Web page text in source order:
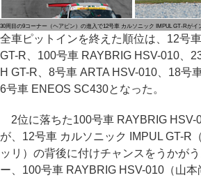
30周目の9コーナー（ヘアピン）の進入で12号車 カルソニック IMPUL GT-Rがイ
全車ピットインを終えた順位は、12号
GT-R、100号車 RAYBRIG HSV-010、
H GT-R、8号車 ARTA HSV-010、18号
6号車 ENEOS SC430となった。
2位に落ちた100号車 RAYBRIG HSV-
が、12号車 カルソニック IMPUL GT-R
ッリ）の背後に付けチャンスをうかが
ー、100号車 RAYBRIG HSV-010（山